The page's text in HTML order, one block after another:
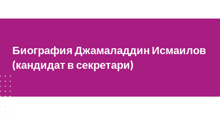
Биография Джамаладдин Исмаилов
(кандидат в секретари)